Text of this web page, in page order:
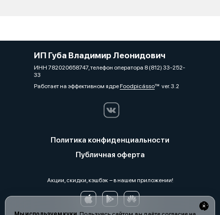
ИП Губа Владимир Леонидович
ИНН 782020658747, телефон оператора 8 (812) 33-252-
33
Работает на эффективном ядреFoodpicássover. 3.2
Политика конфиденциальности
Публичная оферта
Акции, скидки, кэшбэк − в нашем приложении!